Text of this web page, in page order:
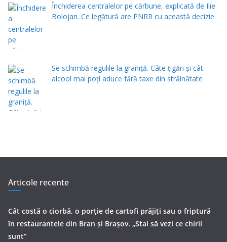
Închiderea centralelor pe cărbune, explicată de Ilie
Bolojan. Ce legătură are PNRR cu această decizie
Se schimbă regulile la graniță. Câte țigări și cât
alcool mai poți aduce fără taxe din străinătate
Articole recente
Cât costă o ciorbă, o porţie de cartofi prăjiţi sau o friptură
în restaurantele din Bran şi Braşov. „Stai să vezi ce chirii
sunt”